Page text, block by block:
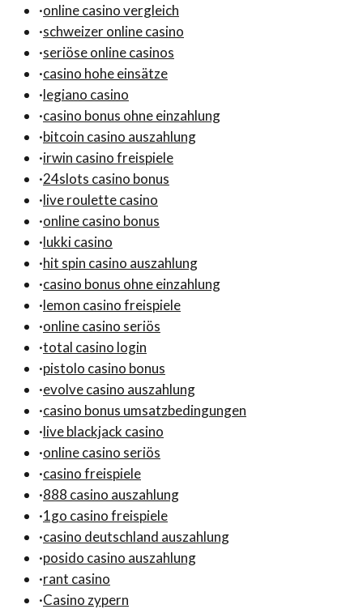
·online casino vergleich
·schweizer online casino
·seriöse online casinos
·casino hohe einsätze
·legiano casino
·casino bonus ohne einzahlung
·bitcoin casino auszahlung
·irwin casino freispiele
·24slots casino bonus
·live roulette casino
·online casino bonus
·lukki casino
·hit spin casino auszahlung
·casino bonus ohne einzahlung
·lemon casino freispiele
·online casino seriös
·total casino login
·pistolo casino bonus
·evolve casino auszahlung
·casino bonus umsatzbedingungen
·live blackjack casino
·online casino seriös
·casino freispiele
·888 casino auszahlung
·1go casino freispiele
·casino deutschland auszahlung
·posido casino auszahlung
·rant casino
·Casino zypern